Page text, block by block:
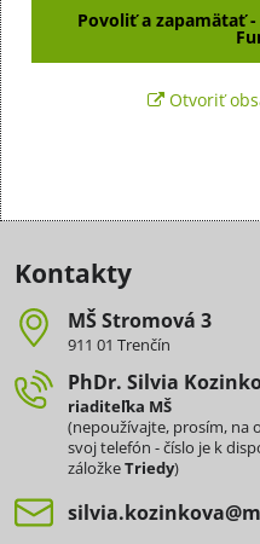
Povoliť a zapamätať
Otvoriť
Kontakty
MŠ Stromová 3
911 01 Trenčín
PhDr​. Silvia
riaditeľka MŠ
(nepoužívajte, prosím, na
svoj telefón - číslo je k
záložkeTriedy)